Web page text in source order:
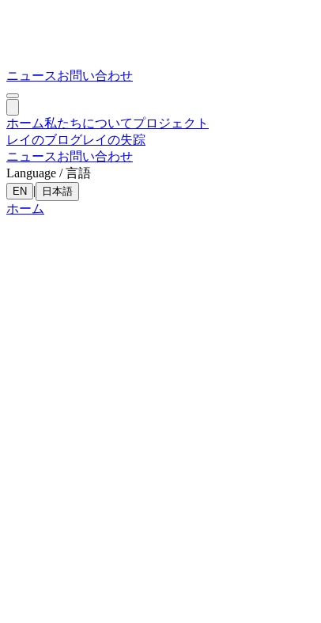
ニュースお問い合わせ
ホーム私たちについてプロジェクト
レイのブログレイの失踪
ニュースお問い合わせ
Language / 言語
EN | 日本語
ホーム